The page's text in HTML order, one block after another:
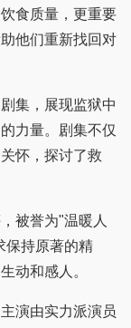
食质量，更重要
他们重新找回对
集，展现监狱中
力量。剧集不仅
怀，探讨了救
被誉为"温暖人
保持原著的精
动和感人。
演由实力派演员